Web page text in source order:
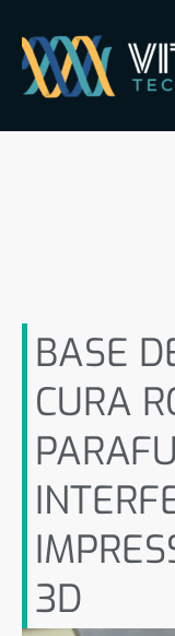
para
conteúdo
BASE
CURA
3D